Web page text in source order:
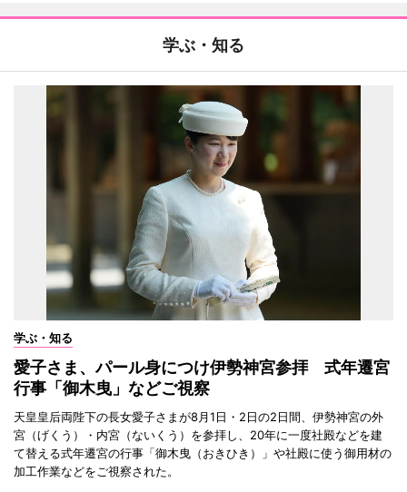
学ぶ・知る
学ぶ・知る
愛子さま、パール身につけ伊勢神宮参拝 式年遷宮
行事「御木曳」などご視察
天皇皇后両陛下の長女愛子さまが8月1日・2日の2日間、伊勢神宮の外
宮（げくう）・内宮（ないくう）を参拝し、20年に一度社殿などを建
て替える式年遷宮の行事「御木曳（おきひき）」や社殿に使う御用材の
加工作業などをご視察された。